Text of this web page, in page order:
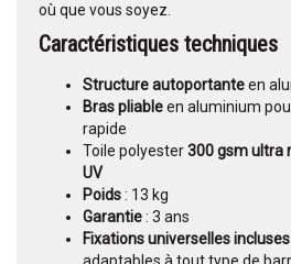
où que vous soyez.
Caractéristiques techniques
Structure autoportanteen
Bras pliableen aluminium
rapide
Toile polyester300 gsm ultra
UV
Poids: 13 kg
Garantie: 3 ans
Fixations universelles incluses